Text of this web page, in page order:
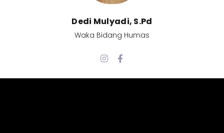
Dedi Mulyadi, S.Pd​
Waka Bidang Humas